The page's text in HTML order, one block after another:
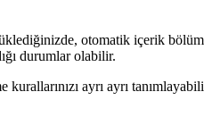
otomatik içerik
durumlar olabilir.
ayrı ayrı